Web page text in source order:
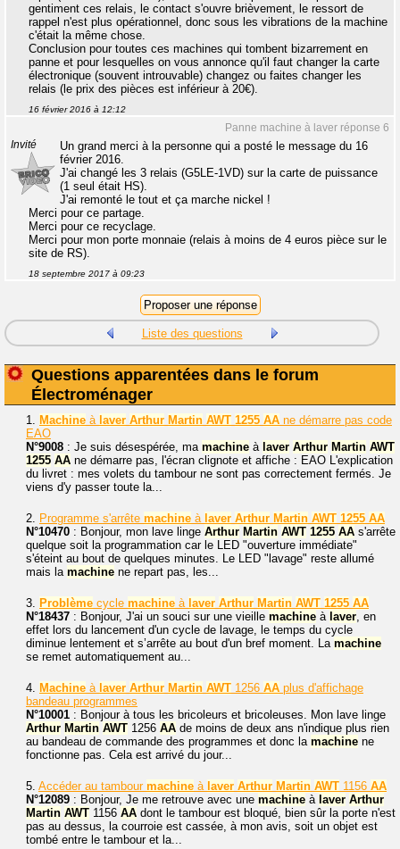
gentiment ces relais, le contact s'ouvre brièvement, le ressort de
rappel n'est plus opérationnel, donc sous les vibrations de la machine
c'était la même chose.
Conclusion pour toutes ces machines qui tombent bizarrement en
panne et pour lesquelles on vous annonce qu'il faut changer la carte
électronique (souvent introuvable) changez ou faites changer les
relais (le prix des pièces est inférieur à 20€).
16 février 2016 à 12:12
Panne machine à laver réponse 6
Invité
Un grand merci à la personne qui a posté le message du 16
février 2016.
J'ai changé les 3 relais (G5LE-1VD) sur la carte de puissance
(1 seul était HS).
J'ai remonté le tout et ça marche nickel !
Merci pour ce partage.
Merci pour ce recyclage.
Merci pour mon porte monnaie (relais à moins de 4 euros pièce sur le
site de RS).
18 septembre 2017 à 09:23
Liste des questions
Questions apparentées dans le forum
Électroménager
1. Machine à laver Arthur Martin AWT 1255 AA ne démarre pas code
EAO
N°9008 : Je suis désespérée, ma machine à laver Arthur Martin AWT
1255 AA ne démarre pas, l'écran clignote et affiche : EAO L'explication
du livret : mes volets du tambour ne sont pas correctement fermés. Je
viens d'y passer toute la...
2. Programme s'arrête machine à laver Arthur Martin AWT 1255 AA
N°10470 : Bonjour, mon lave linge Arthur Martin AWT 1255 AA s'arrête
quelque soit la programmation car le LED "ouverture immédiate"
s'éteint au bout de quelques minutes. Le LED "lavage" reste allumé
mais la machine ne repart pas, les...
3. Problème cycle machine à laver Arthur Martin AWT 1255 AA
N°18437 : Bonjour, J'ai un souci sur une vieille machine à laver, en
effet lors du lancement d'un cycle de lavage, le temps du cycle
diminue lentement et s’arrête au bout d'un bref moment. La machine
se remet automatiquement au...
4. Machine à laver Arthur Martin AWT 1256 AA plus d'affichage
bandeau programmes
N°10001 : Bonjour à tous les bricoleurs et bricoleuses. Mon lave linge
Arthur Martin AWT 1256 AA de moins de deux ans n'indique plus rien
au bandeau de commande des programmes et donc la machine ne
fonctionne pas. Cela est arrivé du jour...
5. Accéder au tambour machine à laver Arthur Martin AWT 1156 AA
N°12089 : Bonjour, Je me retrouve avec une machine à laver Arthur
Martin AWT 1156 AA dont le tambour est bloqué, bien sûr la porte n'est
pas au dessus, la courroie est cassée, à mon avis, soit un objet est
tombé entre le tambour et la...